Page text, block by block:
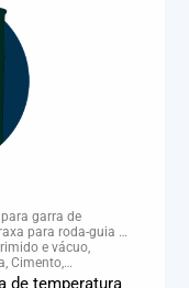
garra de
para roda-guia de
tração, Graxa para
secagem de papel,
Graxa para
e vácuo,
Cimento,
Embalagens
de temperatura